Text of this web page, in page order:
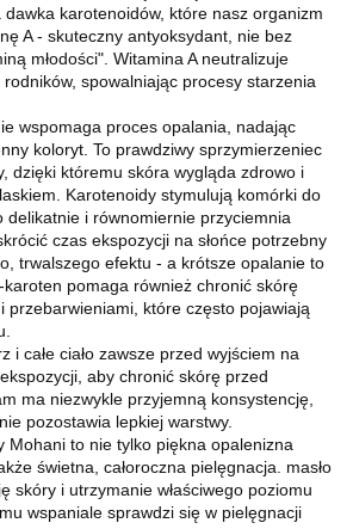
dawka karotenoidów, które nasz organizm
A - skuteczny antyoksydant, nie bez
młodości". Witamina A neutralizuje
spowalniając procesy starzenia
wspomaga proces opalania, nadając
koloryt. To prawdziwy sprzymierzeniec
dzięki któremu skóra wygląda zdrowo i
Karotenoidy stymulują komórki do
delikatnie i równomiernie przyciemnia
czas ekspozycji na słońce potrzebny
trwalszego efektu - a krótsze opalanie to
pomaga również chronić skórę
przebarwieniami, które często pojawiają
i całe ciało zawsze przed wyjściem na
aby chronić skórę przed
ma niezwykle przyjemną konsystencję,
pozostawia lepkiej warstwy.
Mohani to nie tylko piękna opalenizna
świetna, całoroczna pielęgnacja. masło
skóry i utrzymanie właściwego poziomu
wspaniale sprawdzi się w pielęgnacji